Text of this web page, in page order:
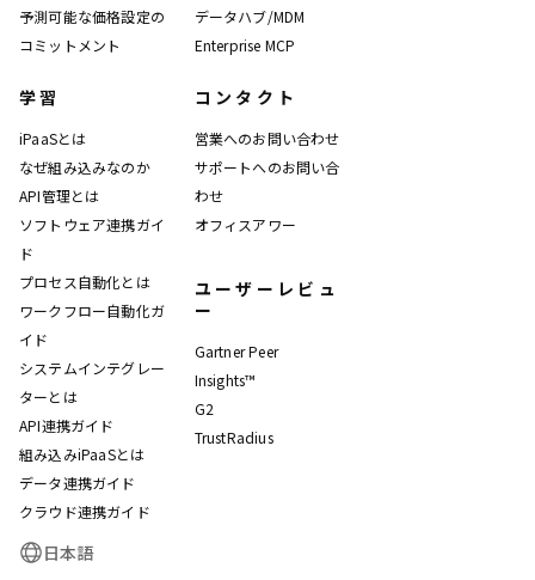
予測可能な価格設定の
コミットメント
データハブ/MDM
Enterprise MCP
学習
iPaaSとは
なぜ組み込みなのか
API管理とは
ソフトウェア連携ガイ
ド
プロセス自動化とは
ワークフロー自動化ガ
イド
システムインテグレー
ターとは
API連携ガイド
組み込みiPaaSとは
データ連携ガイド
クラウド連携ガイド
コンタクト
営業へのお問い合わせ
サポートへのお問い合
わせ
オフィスアワー
ユーザーレビュ
ー
Gartner Peer
Insights™
G2
TrustRadius
日本語